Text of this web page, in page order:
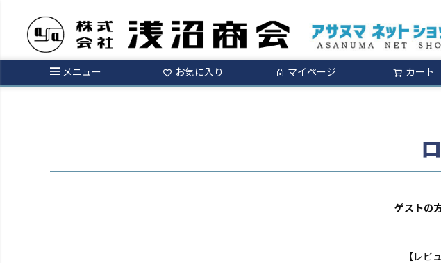
メニュー お気に入り マイページ カート
ゲストの
【レビ